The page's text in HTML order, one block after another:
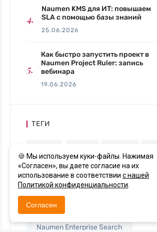
Naumen KMS для ИТ: повышаем
SLA с помощью базы знаний
25.06.2026
Как быстро запустить проект в
Naumen Project Ruler: запись
вебинара
19.06.2026
ТЕГИ
Machine Learning Naumen BSM
Naumen Enterprise Search
🍪 Мы используем куки-файлы. Нажимая
«Согласен», вы даете согласие на их
использование в соответствии с нашей
Политикой конфиденциальности
Согласен